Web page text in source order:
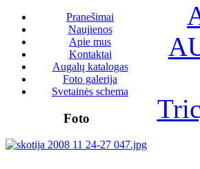
Pranešimai
Naujienos
Apie mus
Kontaktai
Augalų katalogas
Foto galerija
Svetainės schema
Foto